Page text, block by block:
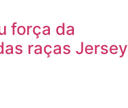
força da
raças Jersey